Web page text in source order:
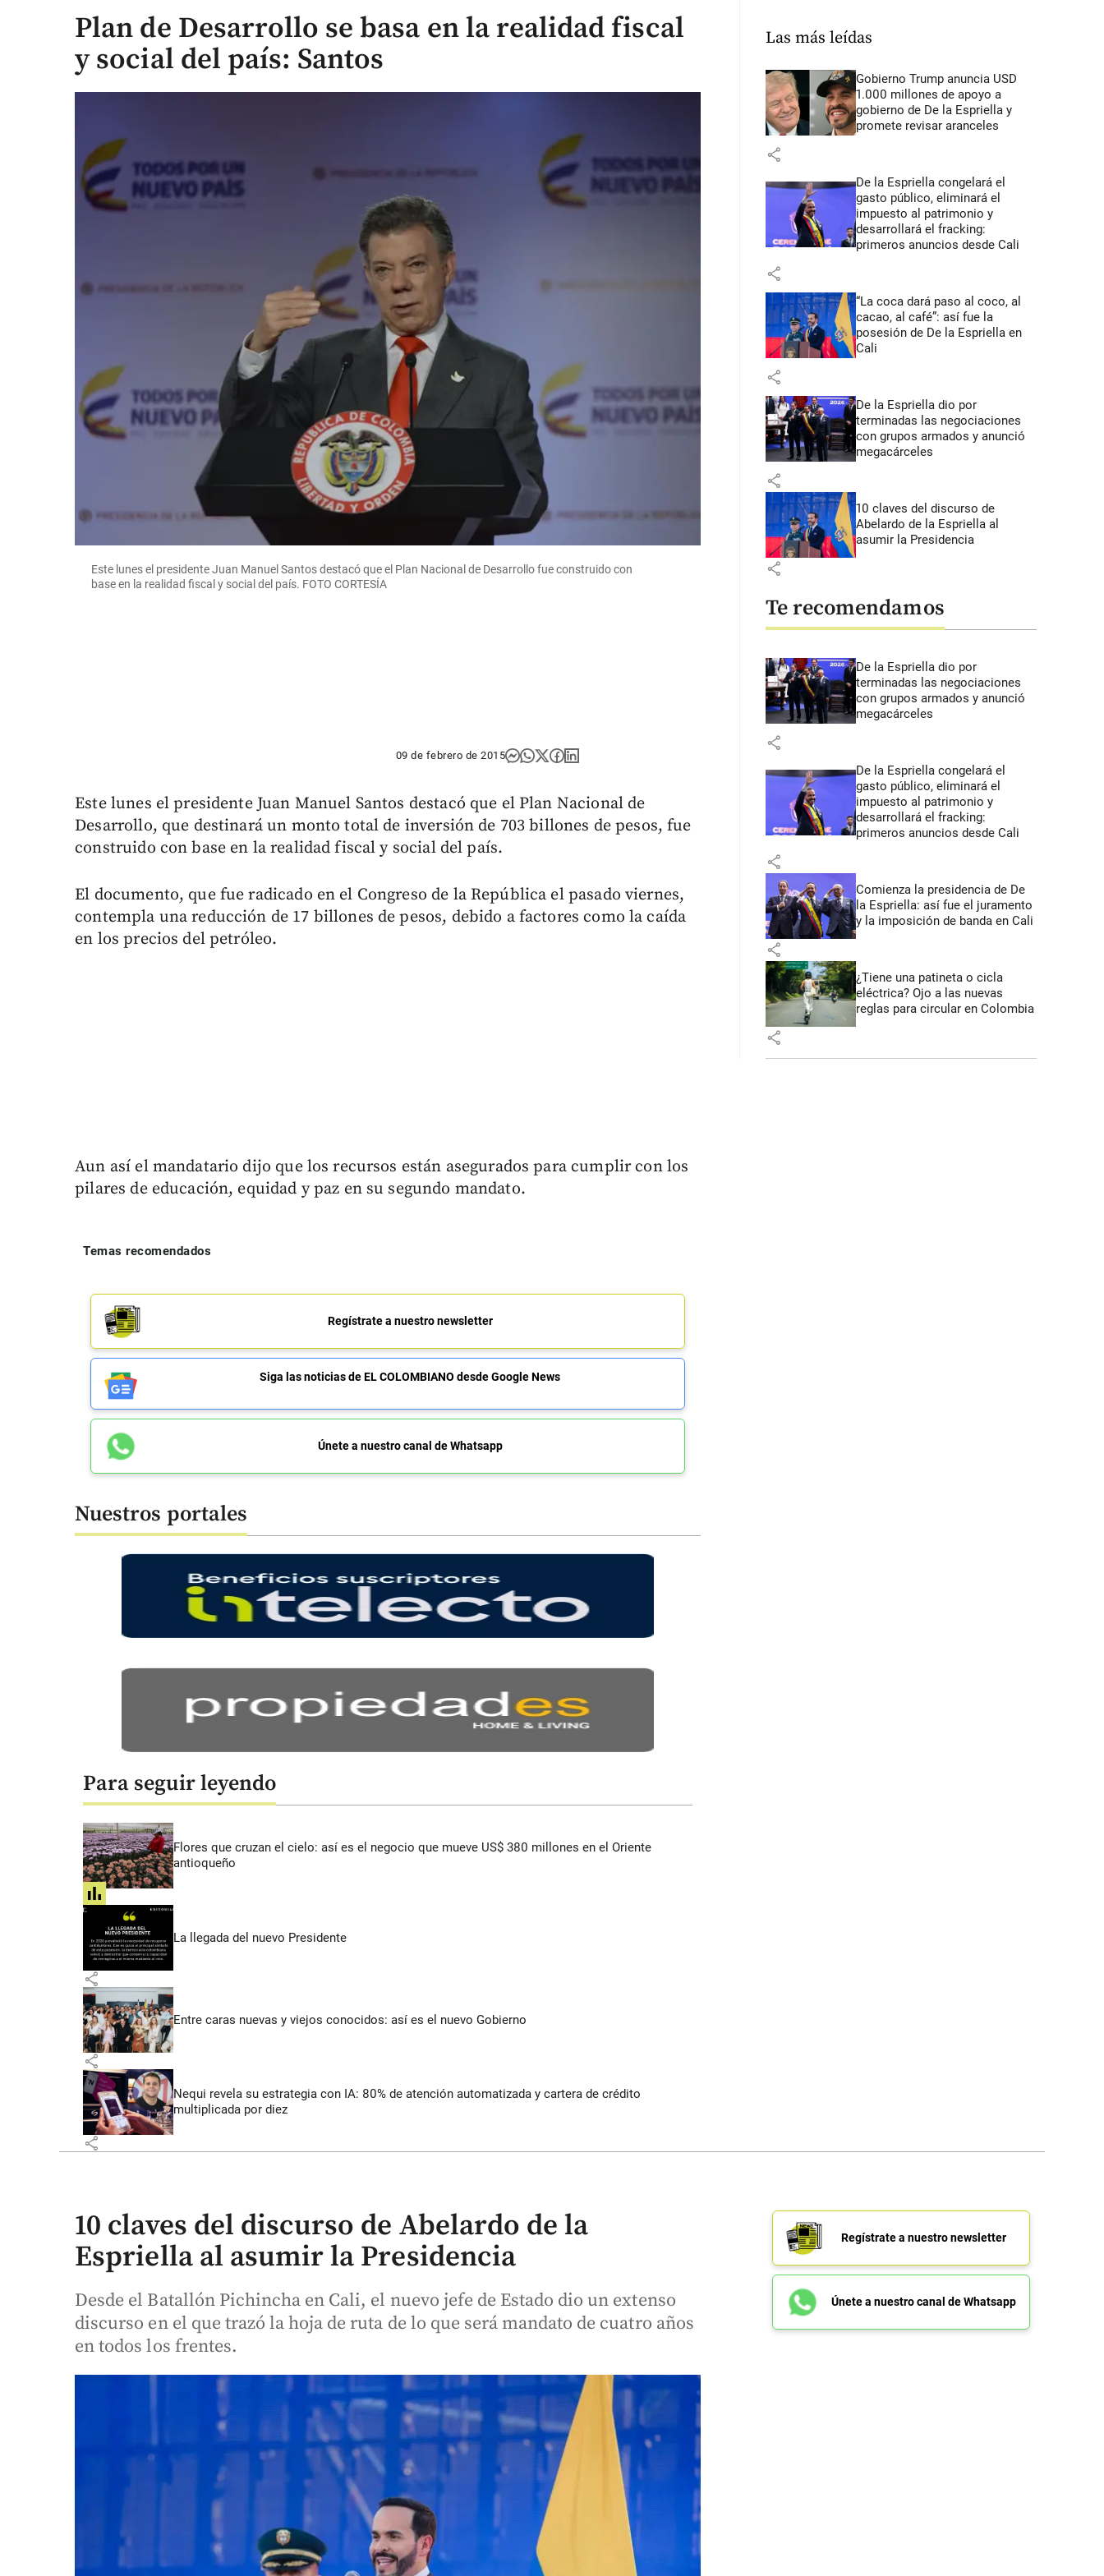
Plan de Desarrollo se basa en la realidad fiscal
y social del país: Santos
Este lunes el presidente Juan Manuel Santos destacó que el Plan Nacional de Desarrollo fue construido con
base en la realidad fiscal y social del país. FOTO CORTESÍA
09 de febrero de 2015
Este lunes el presidente Juan Manuel Santos destacó que el Plan Nacional de
Desarrollo, que destinará un monto total de inversión de 703 billones de pesos, fue
construido con base en la realidad fiscal y social del país.
El documento, que fue radicado en el Congreso de la República el pasado viernes,
contempla una reducción de 17 billones de pesos, debido a factores como la caída
en los precios del petróleo.
Aun así el mandatario dijo que los recursos están asegurados para cumplir con los
pilares de educación, equidad y paz en su segundo mandato.
Temas recomendados
Regístrate a nuestro newsletter
Siga las noticias de EL COLOMBIANO desde Google News
Únete a nuestro canal de Whatsapp
Nuestros portales
Para seguir leyendo
Flores que cruzan el cielo: así es el negocio que mueve US$ 380 millones en el Oriente
antioqueño
share
La llegada del nuevo Presidente
share
Entre caras nuevas y viejos conocidos: así es el nuevo Gobierno
share
Nequi revela su estrategia con IA: 80% de atención automatizada y cartera de crédito
multiplicada por diez
share
Las más leídas
Gobierno Trump anuncia USD
1.000 millones de apoyo a
gobierno de De la Espriella y
promete revisar aranceles
share
De la Espriella congelará el
gasto público, eliminará el
impuesto al patrimonio y
desarrollará el fracking:
primeros anuncios desde Cali
share
“La coca dará paso al coco, al
cacao, al café”: así fue la
posesión de De la Espriella en
Cali
share
De la Espriella dio por
terminadas las negociaciones
con grupos armados y anunció
megacárceles
share
10 claves del discurso de
Abelardo de la Espriella al
asumir la Presidencia
share
Te recomendamos
De la Espriella dio por
terminadas las negociaciones
con grupos armados y anunció
megacárceles
share
De la Espriella congelará el
gasto público, eliminará el
impuesto al patrimonio y
desarrollará el fracking:
primeros anuncios desde Cali
share
Comienza la presidencia de De
la Espriella: así fue el juramento
y la imposición de banda en Cali
share
¿Tiene una patineta o cicla
eléctrica? Ojo a las nuevas
reglas para circular en Colombia
share
10 claves del discurso de Abelardo de la
Espriella al asumir la Presidencia
Desde el Batallón Pichincha en Cali, el nuevo jefe de Estado dio un extenso
discurso en el que trazó la hoja de ruta de lo que será mandato de cuatro años
en todos los frentes.
Regístrate a nuestro newsletter
Únete a nuestro canal de Whatsapp